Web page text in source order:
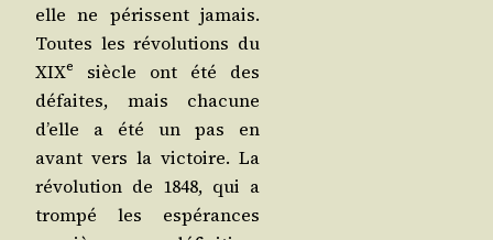
elle ne péris­sent jamais.
Toutes les révo­lu­tions du
XIXe
siècle ont été des
défaites, mais cha­cune
d’elle a été un pas en
avant vers la vic­toire. La
révo­lu­tion de 1848, qui a
trom­pé les espé­rances